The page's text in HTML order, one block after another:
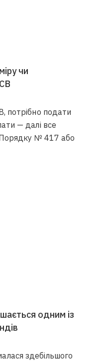
чи
потрібно подати
— далі все
Порядку № 417 або
одним із
здебільшого